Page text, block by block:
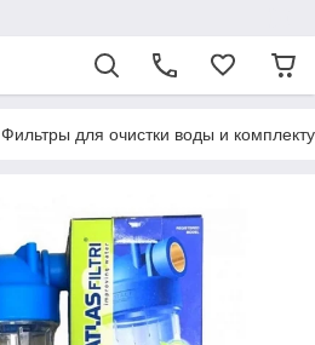
Фильтры для очистки воды и